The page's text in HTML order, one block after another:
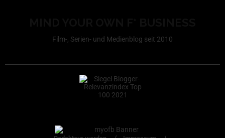
Film-, Serien- und Medienblog seit 2010